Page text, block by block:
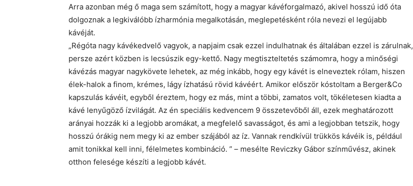
Arra azonban még ő maga sem számított, hogy a magyar kávéforgalmazó, akivel hosszú idő óta
dolgoznak a legkiválóbb ízharmónia megalkotásán, meglepetésként róla nevezi el legújabb
kávéját.
„Régóta nagy kávékedvelő vagyok, a napjaim csak ezzel indulhatnak és általában ezzel is zárulnak,
persze azért közben is lecsúszik egy-kettő. Nagy megtiszteltetés számomra, hogy a minőségi
kávézás magyar nagykövete lehetek, az még inkább, hogy egy kávét is elneveztek rólam, hiszen
élek-halok a finom, krémes, lágy ízhatású rövid kávéért. Amikor először kóstoltam a Berger&Co
kapszulás kávéit, egyből éreztem, hogy ez más, mint a többi, zamatos volt, tökéletesen kiadta a
kávé lenyűgöző ízvilágát. Az én speciális kedvencem 9 összetevőből áll, ezek meghatározott
arányai hozzák ki a legjobb aromákat, a megfelelő savasságot, és ami a legjobban tetszik, hogy
hosszú órákig nem megy ki az ember szájából az íz. Vannak rendkívül trükkös kávéik is, például
amit tonikkal kell inni, félelmetes kombináció. ” – mesélte Reviczky Gábor színművész, akinek
otthon felesége készíti a legjobb kávét.